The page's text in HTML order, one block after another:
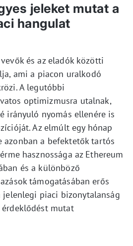
jeleket mutat a
hangulat
és az eladók közötti
ami a piacon uralkodó
A legutóbbi
optimizmusra utalnak,
irányuló nyomás ellenére is
Az elmúlt egy hónap
azonban a befektetők tartós
hasznossága az Ethereum
és a különböző
támogatásában erős
piaci bizonytalanság
mutat